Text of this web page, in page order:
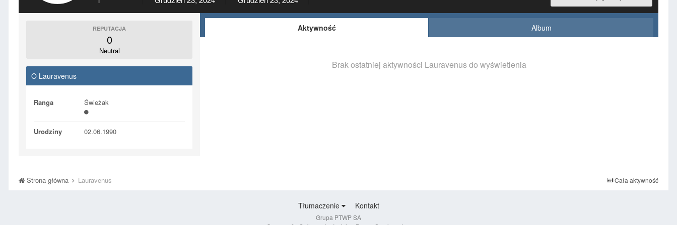
REPUTACJA
0
Neutral
O Lauravenus
Ranga Świeżak
Urodziny 02.06.1990
Aktywność Album
Brak ostatniej aktywności Lauravenus do wyświetlenia
Cała aktywność
Strona główna Lauravenus
Tłumaczenie Kontakt
Grupa PTWP SA